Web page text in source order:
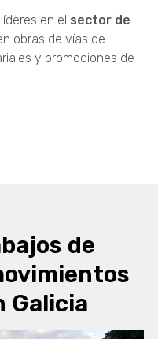
en el sector de
obras de vías de
y promociones de
fue
y movimientos
de movimientos de
en manos de la
de
Galicia